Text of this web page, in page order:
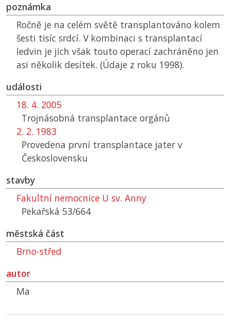
poznámka
Ročně je na celém světě transplantováno kolem
šesti tisíc srdcí. V kombinaci s transplantací
ledvin je jich však touto operací zachráněno jen
asi několik desítek. (Údaje z roku 1998).
události
18. 4. 2005
Trojnásobná transplantace orgánů
2. 2. 1983
Provedena první transplantace jater v
Československu
stavby
Fakultní nemocnice U sv. Anny
Pekařská 53/664
městská část
Brno-střed
autor
Ma